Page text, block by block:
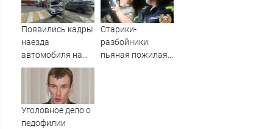
Появились кадры
наезда
автомобиля на
пешеходов в
Старики-
разбойники:
пьяная пожилая
Уголовное дело о
педофилии